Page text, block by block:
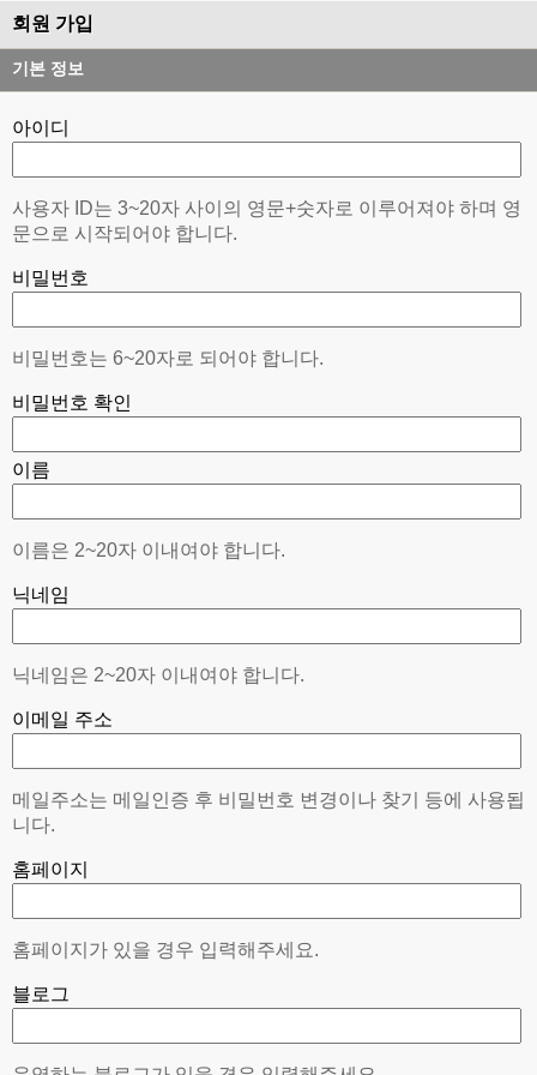
회원 가입
기본 정보
아이디
사용자 ID는 3~20자 사이의 영문+숫자로 이루어져야 하며 영
문으로 시작되어야 합니다.
비밀번호
비밀번호는 6~20자로 되어야 합니다.
비밀번호 확인
이름
이름은 2~20자 이내여야 합니다.
닉네임
닉네임은 2~20자 이내여야 합니다.
이메일 주소
메일주소는 메일인증 후 비밀번호 변경이나 찾기 등에 사용됩
니다.
홈페이지
홈페이지가 있을 경우 입력해주세요.
블로그